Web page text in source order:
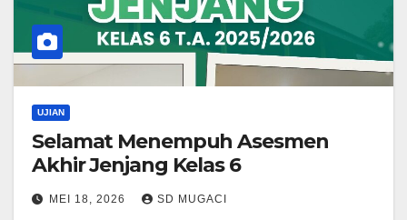
UJIAN
Selamat Menempuh Asesmen
Akhir Jenjang Kelas 6
MEI 18, 2026 SD MUGACI